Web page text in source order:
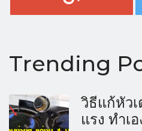
Trending
วิธีแก้หัว
แรง ทำเ